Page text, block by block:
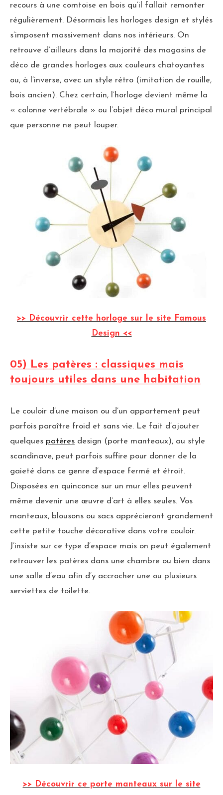
recours à une comtoise en bois qu’il fallait remonter
régulièrement. Désormais les horloges design et stylés
s’imposent massivement dans nos intérieurs. On
retrouve d’ailleurs dans la majorité des magasins de
déco de grandes horloges aux couleurs chatoyantes
ou, à l’inverse, avec un style rétro (imitation de rouille,
bois ancien). Chez certain, l’horloge devient même la
« colonne vertébrale » ou l’objet déco mural principal
que personne ne peut louper.
>> Découvrir cette horloge sur le site Famous
Design <<
05) Les patères : classiques mais
toujours utiles dans une habitation
Le couloir d’une maison ou d’un appartement peut
parfois paraître froid et sans vie. Le fait d’ajouter
quelques patères design (porte manteaux), au style
scandinave, peut parfois suffire pour donner de la
gaieté dans ce genre d’espace fermé et étroit.
Disposées en quinconce sur un mur elles peuvent
même devenir une œuvre d’art à elles seules. Vos
manteaux, blousons ou sacs apprécieront grandement
cette petite touche décorative dans votre couloir.
J’insiste sur ce type d’espace mais on peut également
retrouver les patères dans une chambre ou bien dans
une salle d’eau afin d’y accrocher une ou plusieurs
serviettes de toilette.
>> Découvrir ce porte manteaux sur le site